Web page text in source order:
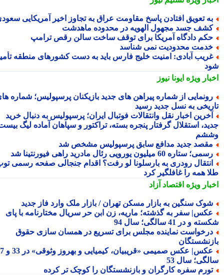
تعویق افتادن پاسخ مقاومت عراق به تجاوز اخیر آمریکایی سعودی
جسد مجهول الهویه در محدوده ماهدشت
دادگاه آمریکا برای توقف ساخت سالن رقص ترامپ
محدودیت نمی شناسد
آبادی: امنیت خلیج فارس باید به دست کشورهای منطقه تأمین
ویژهایونا نیوز
از شماره پیراهن های جدید بازیکنان پرسپولیس؛ شماره های
به نسل جدید رسید
اخبار نقل وانتقالات فوتبال ایران؛ پرسپولیس به دنبال خرید
استقلال گرفتار پنجره بسته، تراکتور و سپاهان آماده لیگ بیست
جدید مدافع سابق پرسپولیس مشخص شد
ستاره 60 میلیون یورویی رئال مادرید راهی فیورنتینا شد
رودری به بارسلونا لو رفت؟ اقدام جنجالی صفحه رسمی توپ
همه را غافلگیر کرد
ویژهاقتصاد آزاد
سنگین به بازار مسکن تهران / بازار ملک وارد فاز جدید
سفر به گذشته؛ ماریه، زن ابن حر سریال مختارنامه با پای
و در 41 سالگی؛ سال 94
نماینده مجلس برای تسریع در همسان سازی حقوق
عکس| عکس صمیمی «قریبیان، کیمیایی و بهروز وثوقی» در 33 و 37
سال 53
سفره کارگران و بازنشستگان را کوچک تر کرده